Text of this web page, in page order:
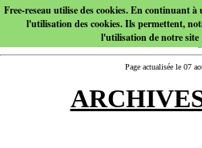
Page actualisée le 07
Free-reseau utilise des cookies. En continuant
l'utilisation des cookies. Ils permettent,
l'utilisation de notre site